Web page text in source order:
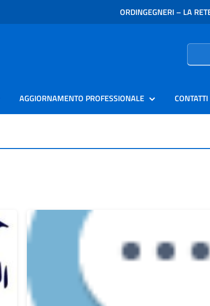
ORDINGEGNERI – LA
Ricerca
AGGIORNAMENTO PROFESSIONALE CONTATTI